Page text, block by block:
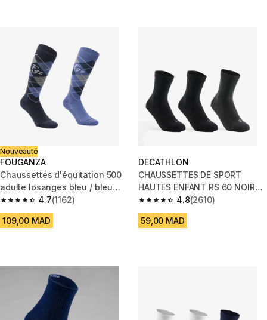
Nouveauté
FOUGANZA
Chaussettes d'équitation 500
adulte losanges bleu / bleu
comète
4.7
4.7 out of 5 stars from 1162 reviews
(1162)
109,00 MAD
DECATHLON
CHAUSSETTES DE SPORT
HAUTES ENFANT RS 60 NOIR
GRIS LOT DE 3.
4.8
4.8 out of 5 stars from 2610
(2610)
59,00 MAD